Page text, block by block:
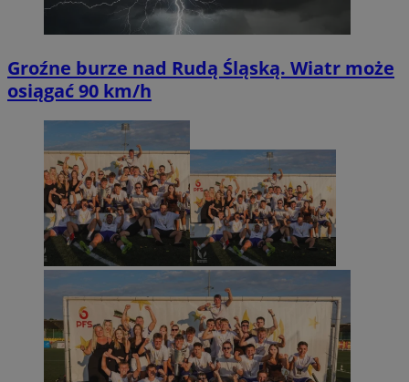
Groźne burze nad Rudą Śląską. Wiatr może
osiągać 90 km/h